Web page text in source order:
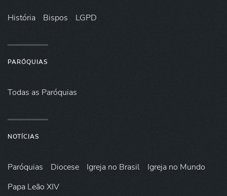
História Bispos LGPD
PARÓQUIAS
Todas as Paróquias
NOTÍCIAS
Paróquias Diocese Igreja no Brasil
Igreja no Mundo
Papa Leão XIV